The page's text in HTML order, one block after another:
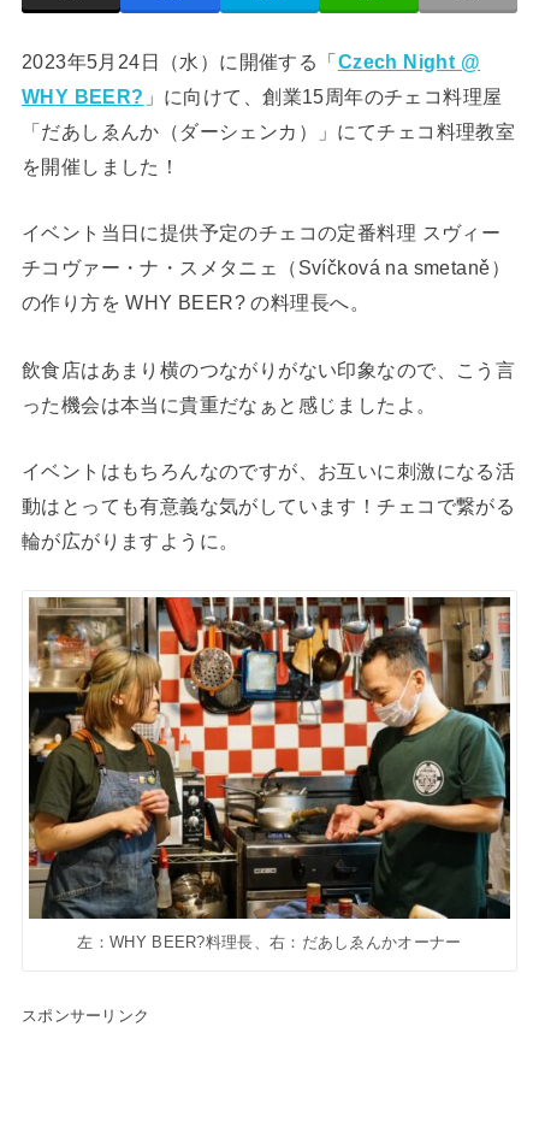
2023年5月24日（水）に開催する「Czech Night @
WHY BEER? 」に向けて、創業15周年のチェコ料理屋
「だあしゑんか（ダーシェンカ）」にてチェコ料理教室
を開催しました！
イベント当日に提供予定のチェコの定番料理 スヴィー
チコヴァー・ナ・スメタニェ（Svíčková na smetaně）
の作り方を WHY BEER? の料理長へ。
飲食店はあまり横のつながりがない印象なので、こう言
った機会は本当に貴重だなぁと感じましたよ。
イベントはもちろんなのですが、お互いに刺激になる活
動はとっても有意義な気がしています！チェコで繋がる
輪が広がりますように。
左：WHY BEER?料理長、右：だあしゑんかオーナー
スポンサーリンク